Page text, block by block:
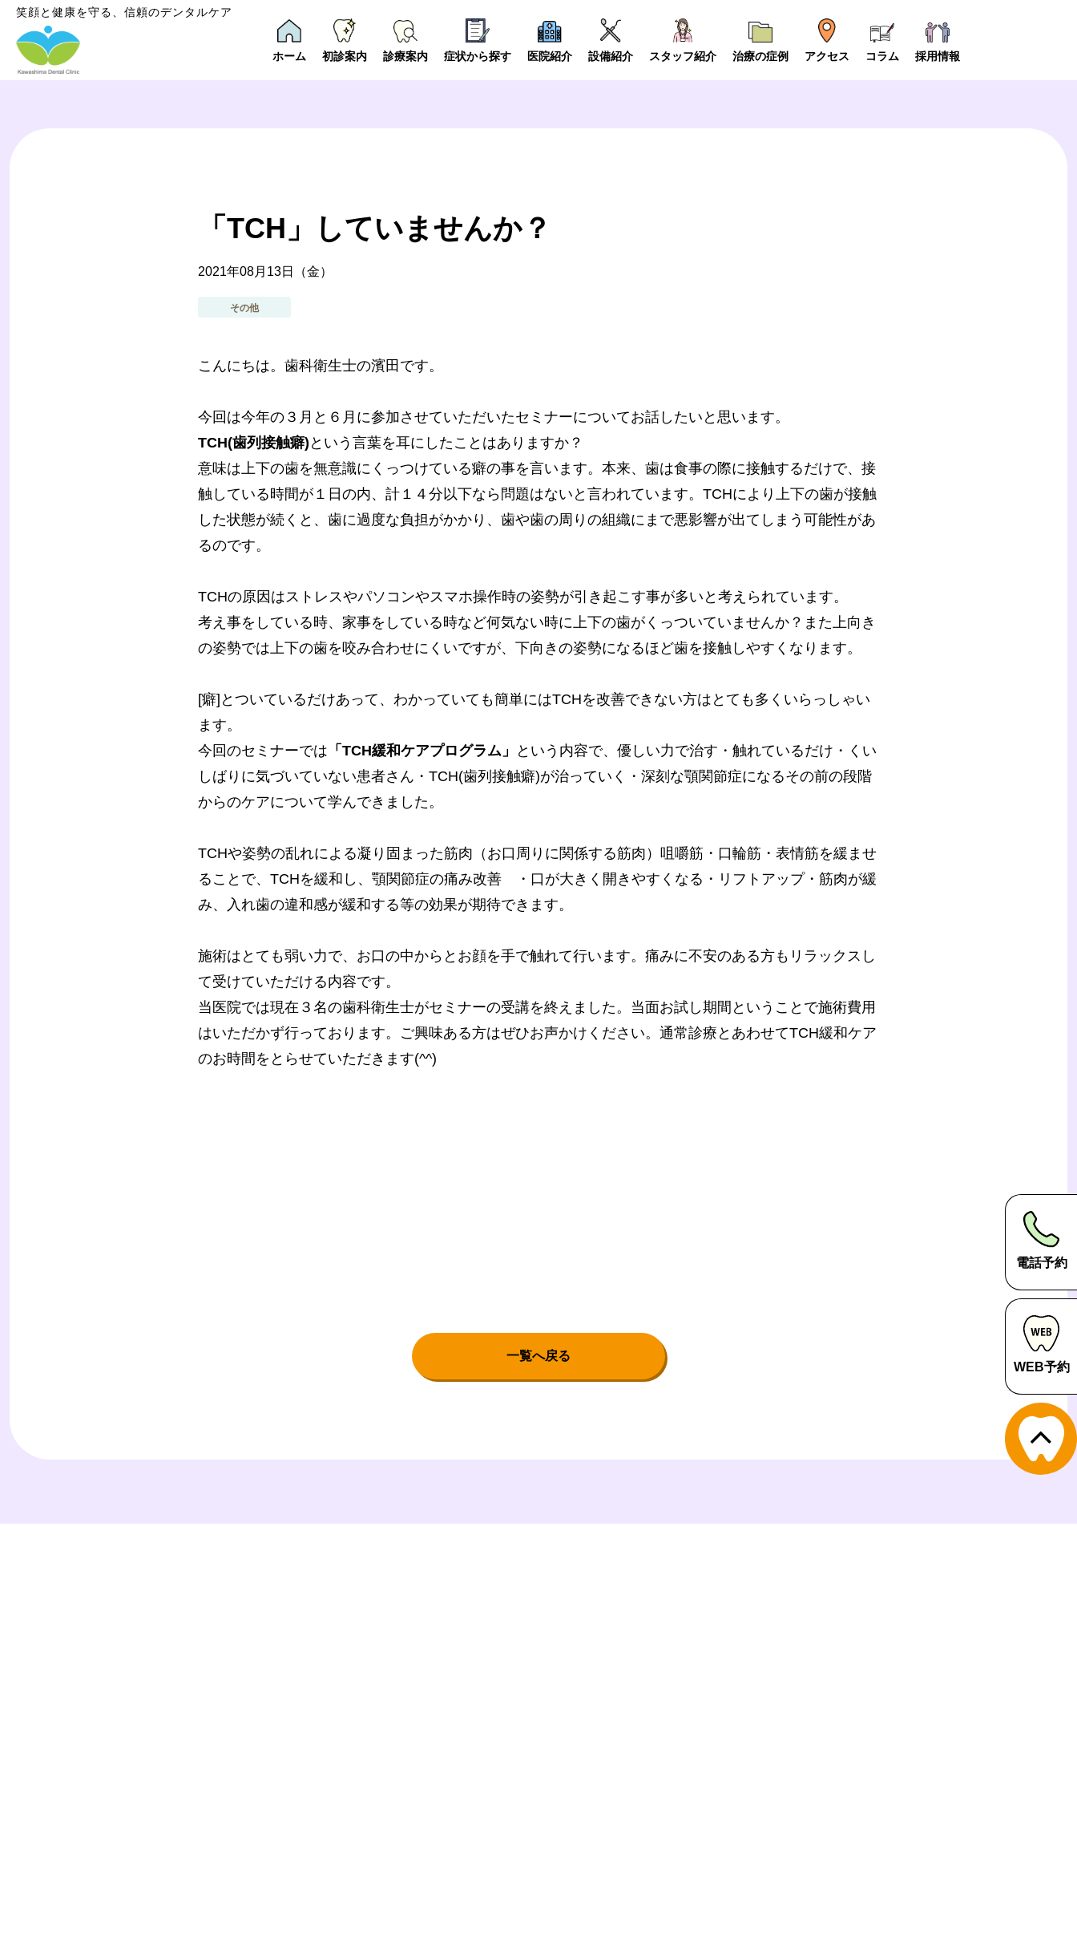
笑顔と健康を守る、信頼のデンタルケア
ホーム 初診案内 診療案内 症状から探す 医院紹介 設備紹介 スタッフ紹介 治療の症例 アクセス コラム 採用情報
「TCH」していませんか？
2021年08月13日（金）
その他
こんにちは。歯科衛生士の濱田です。
今回は今年の３月と６月に参加させていただいたセミナーについてお話したいと思います。
TCH(歯列接触癖) という言葉を耳にしたことはありますか？
意味は上下の歯を無意識にくっつけている癖の事を言います。本来、歯は食事の際に接触するだけで、接
触している時間が１日の内、計１４分以下なら問題はないと言われています。TCHにより上下の歯が接触
した状態が続くと、歯に過度な負担がかかり、歯や歯の周りの組織にまで悪影響が出てしまう可能性があ
るのです。
TCHの原因はストレスやパソコンやスマホ操作時の姿勢が引き起こす事が多いと考えられています。
考え事をしている時、家事をしている時など何気ない時に上下の歯がくっついていませんか？また上向き
の姿勢では上下の歯を咬み合わせにくいですが、下向きの姿勢になるほど歯を接触しやすくなります。
[癖]とついているだけあって、わかっていても簡単にはTCHを改善できない方はとても多くいらっしゃい
ます。
今回のセミナーでは 「TCH緩和ケアプログラム」
という内容で、優しい力で治す・触れているだけ・くい
しばりに気づいていない患者さん・TCH(歯列接触癖)が治っていく・深刻な顎関節症になるその前の段階
からのケアについて学んできました。
TCHや姿勢の乱れによる凝り固まった筋肉（お口周りに関係する筋肉）咀嚼筋・口輪筋・表情筋を緩ませ
ることで、TCHを緩和し、顎関節症の痛み改善 ・口が大きく開きやすくなる・リフトアップ・筋肉が緩
み、入れ歯の違和感が緩和する等の効果が期待できます。
施術はとても弱い力で、お口の中からとお顔を手で触れて行います。痛みに不安のある方もリラックスし
て受けていただける内容です。
当医院では現在３名の歯科衛生士がセミナーの受講を終えました。当面お試し期間ということで施術費用
はいただかず行っております。ご興味ある方はぜひお声かけください。通常診療とあわせてTCH緩和ケア
のお時間をとらせていただきます(^^)
一覧へ戻る
電話予約
WEB予約